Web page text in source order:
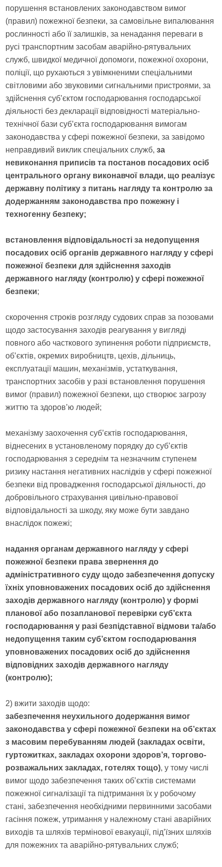
порушення встановлених законодавством вимог
(правил) пожежної безпеки, за самовільне випалювання
рослинності або її залишків, за ненадання переваги в
русі транспортним засобам аварійно-рятувальних
служб, швидкої медичної допомоги, пожежної охорони,
поліції, що рухаються з увімкненими спеціальними
світловими або звуковими сигнальними пристроями, за
здійснення суб’єктом господарювання господарської
діяльності без декларації відповідності матеріально-
технічної бази суб’єкта господарювання вимогам
законодавства у сфері пожежної безпеки, за завідомо
неправдивий виклик спеціальних служб,за
невиконання приписів та постанов посадових осіб
центрального органу виконавчої влади, що реалізує
державну політику з питань нагляду та контролю за
додержанням законодавства про пожежну і
техногенну безпеку;
встановлення відповідальності за недопущення
посадових осіб органів державного нагляду у сфері
пожежної безпеки для здійснення заходів
державного нагляду (контролю) у сфері пожежної
безпеки;
скорочення строків розгляду судових справ за позовами
щодо застосування заходів реагування у вигляді
повного або часткового зупинення роботи підприємств,
об’єктів, окремих виробництв, цехів, дільниць,
експлуатації машин, механізмів, устаткування,
транспортних засобів у разі встановлення порушення
вимог (правил) пожежної безпеки, що створює загрозу
життю та здоров’ю людей;
механізму заохочення суб’єктів господарювання,
віднесених в установленому порядку до суб’єктів
господарювання з середнім та незначним ступенем
ризику настання негативних наслідків у сфері пожежної
безпеки від провадження господарської діяльності, до
добровільного страхування цивільно-правової
відповідальності за шкоду, яку може бути завдано
внаслідок пожежі;
надання органам державного нагляду у сфері
пожежної безпеки права звернення до
адміністративного суду щодо забезпечення допуску
їхніх уповноважених посадових осіб до здійснення
заходів державного нагляду (контролю) у формі
планової або позапланової перевірки суб’єкта
господарювання у разі безпідставної відмови та/або
недопущення таким суб’єктом господарювання
уповноважених посадових осіб до здійснення
відповідних заходів державного нагляду
(контролю);
2) вжити заходів щодо:
забезпечення неухильного додержання вимог
законодавства у сфері пожежної безпеки на об’єктах
з масовим перебуванням людей (закладах освіти,
гуртожитках, закладах охорони здоров’я, торгово-
розважальних закладах, готелях тощо), у тому числі
вимог щодо забезпечення таких об’єктів системами
пожежної сигналізації та підтримання їх у робочому
стані, забезпечення необхідними первинними засобами
гасіння пожеж, утримання у належному стані аварійних
виходів та шляхів термінової евакуації, під’їзних шляхів
для пожежних та аварійно-рятувальних служб;